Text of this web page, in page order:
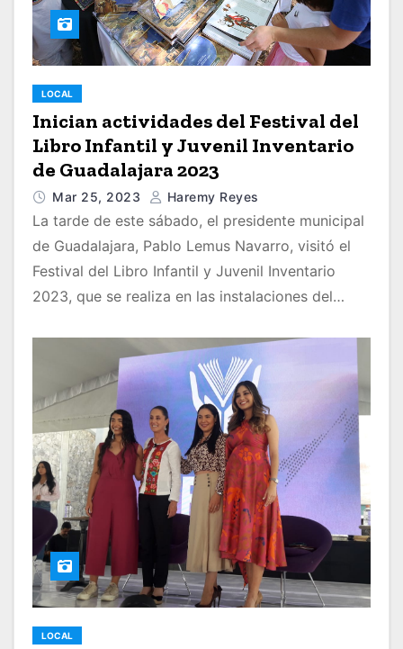
LOCAL
Inician actividades del Festival del
Libro Infantil y Juvenil Inventario
de Guadalajara 2023
Mar 25, 2023 Haremy Reyes
La tarde de este sábado, el presidente municipal
de Guadalajara, Pablo Lemus Navarro, visitó el
Festival del Libro Infantil y Juvenil Inventario
2023, que se realiza en las instalaciones del…
LOCAL